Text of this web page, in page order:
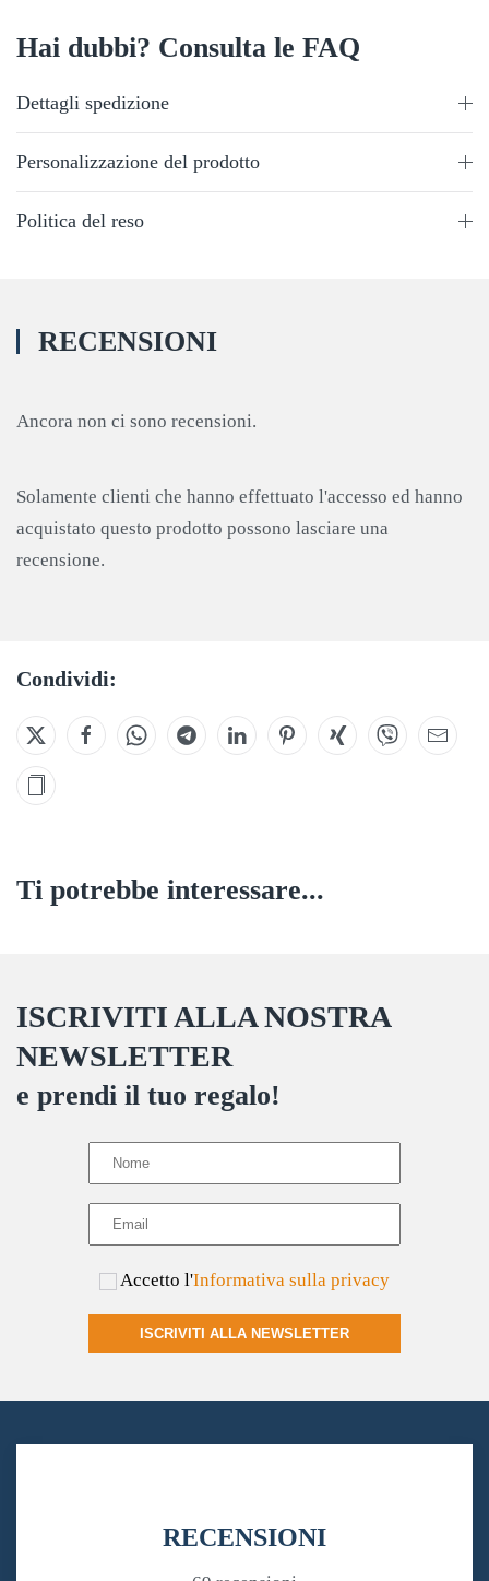
Hai dubbi? Consulta le FAQ
Dettagli spedizione
Personalizzazione del prodotto
Politica del reso
RECENSIONI
Ancora non ci sono recensioni.
Solamente clienti che hanno effettuato l'accesso ed hanno
acquistato questo prodotto possono lasciare una
recensione.
Condividi:
Ti potrebbe interessare...
ISCRIVITI ALLA NOSTRA
NEWSLETTER
e prendi il tuo regalo!
Accetto l'Informativa sulla privacy
ISCRIVITI ALLA NEWSLETTER
RECENSIONI